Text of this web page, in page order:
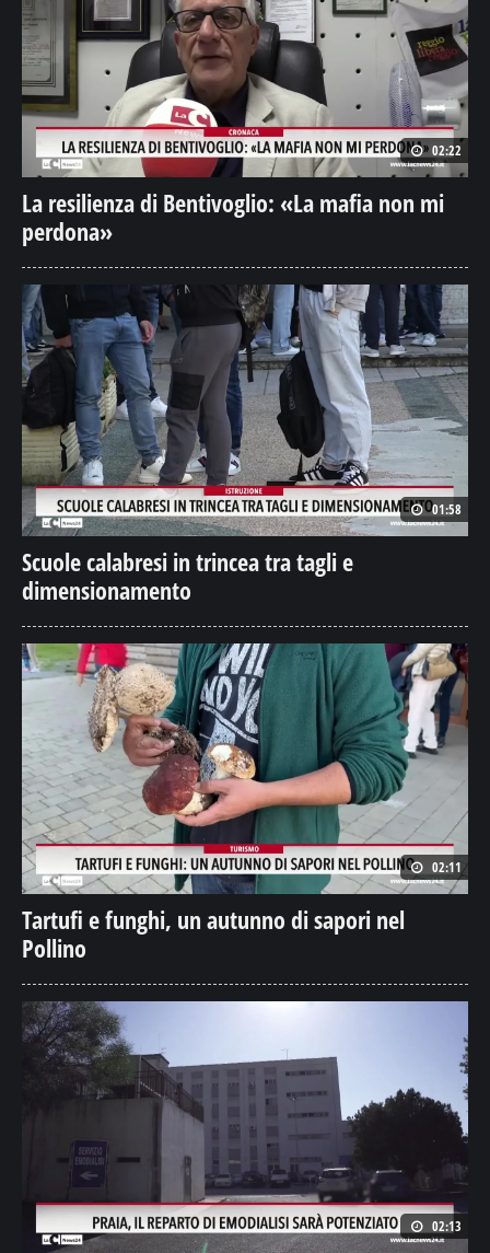
02:22
La resilienza di Bentivoglio: «La mafia non mi
perdona»
01:58
Scuole calabresi in trincea tra tagli e
dimensionamento
02:11
Tartufi e funghi, un autunno di sapori nel
Pollino
02:13